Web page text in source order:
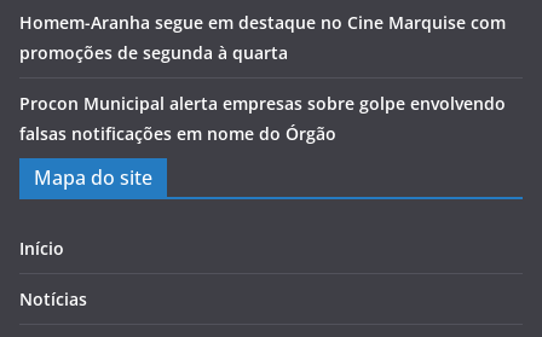
Homem-Aranha segue em destaque no Cine Marquise com
promoções de segunda à quarta
Procon Municipal alerta empresas sobre golpe envolvendo
falsas notificações em nome do Órgão
Mapa do site
Início
Notícias